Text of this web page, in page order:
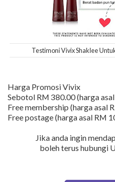
Testimoni Vivix Shaklee
Harga Promosi Vivix
Sebotol RM 380.00 (harga
Free membership (harga asal
Free postage (harga asal RM
Jika anda ingin
boleh terus hubungi